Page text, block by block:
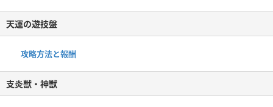
天運の遊技盤
攻略方法と報酬
支炎獣・神獣